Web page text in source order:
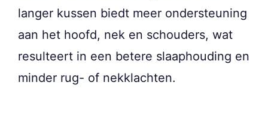
langer kussen biedt meer ondersteuning
aan het hoofd, nek en schouders, wat
resulteert in een betere slaaphouding en
minder rug- of nekklachten.